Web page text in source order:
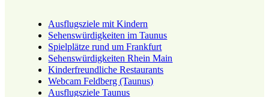
Ausflugsziele mit Kindern
Sehenswürdigkeiten im Taunus
Spielplätze rund um Frankfurt
Sehenswürdigkeiten Rhein Main
Kinderfreundliche Restaurants
Webcam Feldberg (Taunus)
Ausflugsziele Taunus